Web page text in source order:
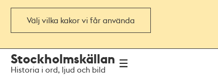
Välj vilka kakor vi får använda
navigationen
huvudinnehållet
Stockholmskällan
Historia i ord, ljud och bild